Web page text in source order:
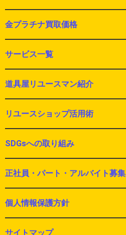
金プラチナ買取価格
サービス一覧
道具屋リユースマン紹介
リユースショップ活用術
SDGsへの取り組み
正社員・パート・アルバイト募集
個人情報保護方針
サイトマップ